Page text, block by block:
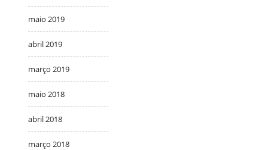
maio 2019
abril 2019
março 2019
maio 2018
abril 2018
março 2018